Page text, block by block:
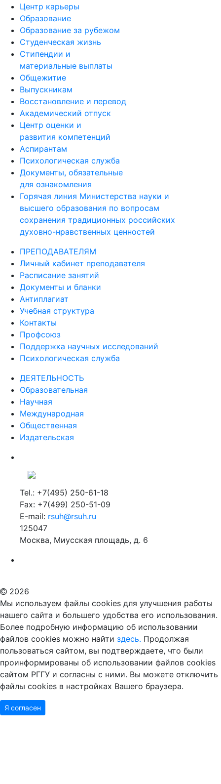
Центр карьеры
Образование
Образование за рубежом
Студенческая жизнь
Стипендии и
материальные выплаты
Общежитие
Выпускникам
Восстановление и перевод
Академический отпуск
Центр оценки и
развития компетенций
Аспирантам
Психологическая служба
Документы, обязательные
для ознакомления
Горячая линия Министерства науки и
высшего образования по вопросам
сохранения традиционных российских
духовно-нравственных ценностей
ПРЕПОДАВАТЕЛЯМ
Личный кабинет преподавателя
Расписание занятий
Документы и бланки
Антиплагиат
Учебная структура
Контакты
Профсоюз
Поддержка научных исследований
Психологическая служба
ДЕЯТЕЛЬНОСТЬ
Образовательная
Научная
Международная
Общественная
Издательская
Tel.: +7(495) 250-61-18
Fax: +7(499) 250-51-09
E-mail: rsuh@rsuh.ru
125047
Москва, Миусская площадь, д. 6
2026
Мы используем файлы cookies для улучшения работы
нашего сайта и большего удобства его использования.
Более подробную информацию об использовании
файлов cookies можно найти здесь. Продолжая
пользоваться сайтом, вы подтверждаете, что были
проинформированы об использовании файлов cookies
сайтом РГГУ и согласны с ними. Вы можете отключить
файлы cookies в настройках Вашего браузера.
Я согласен